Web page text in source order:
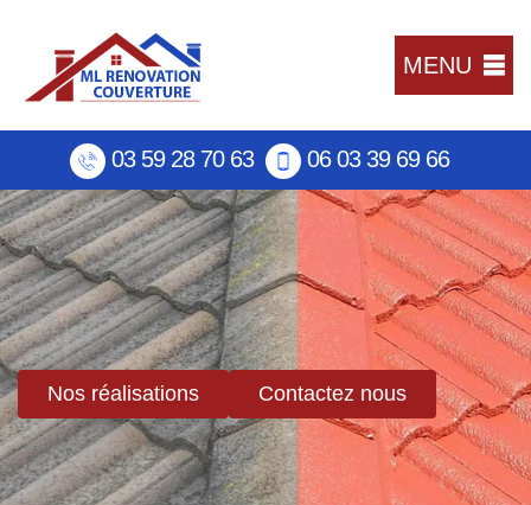
MENU
03 59 28 70 63 06 03 39 69 66
Nos réalisations Contactez nous